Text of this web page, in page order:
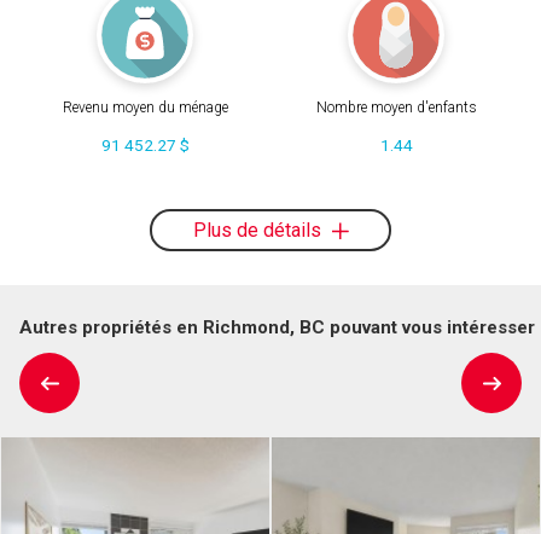
Revenu moyen du ménage
91 452.27 $
Nombre moyen d'enfants
1.44
Plus de détails
Autres propriétés en Richmond, BC pouvant vous intéresser